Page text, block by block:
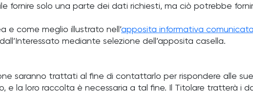
fornire solo una parte dei dati richiesti, ma ciò potrebbe
e come meglio illustrato nell’apposita informativa
mediante selezione dell’apposita casella.
saranno trattati al fine di contattarlo per rispondere alle
la loro raccolta è necessaria a tal fine. Il Titolare tratterà i